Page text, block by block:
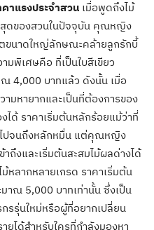
าแรงประจำสวน ​เมื่อพูดถึงไม้
สุดของสวนในปัจจุบัน คุณหญิง
ขนาดใหญ่ลักษณะคล้ายลูกรักบี้
มพิเศษคือ ที่เป็นใบสีเขียว
ณ 4,000 บาทแล้ว ดังนั้น เมื่อ
มหายากและเป็นที่ต้องการของ
ด้ ราคาเริ่มต้นหลักร้อย​แม้ว่าที่
ไปจนถึงหลักหมื่น แต่คุณหญิง
ถึงและเริ่มต้นสะสมไม้ผลด่างได้
หลากหลายเกรด ราคาเริ่มต้น
าณ 5,000 บาทเท่านั้น ซึ่งเป็น
รรุ่นใหม่หรือผู้ที่อยากเปลี่ยน
ยได้​สำหรับใครที่กำลังมองหา